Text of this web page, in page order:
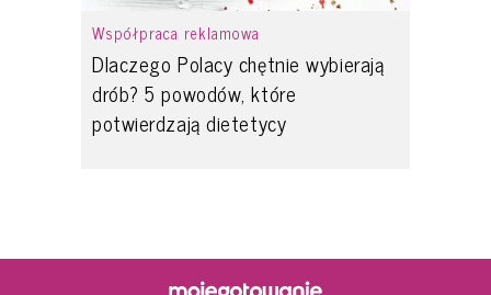
Współpraca reklamowa
Dlaczego Polacy chętnie wybierają
drób? 5 powodów, które
potwierdzają dietetycy